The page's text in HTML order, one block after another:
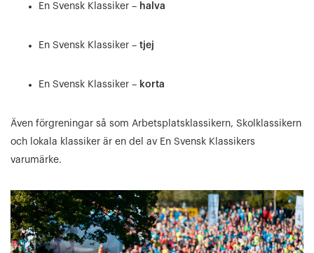
En Svensk Klassiker – halva
En Svensk Klassiker – tjej
En Svensk Klassiker – korta
Även förgreningar så som Arbetsplatsklassikern, Skolklassikern
och lokala klassiker är en del av En Svensk Klassikers
varumärke.